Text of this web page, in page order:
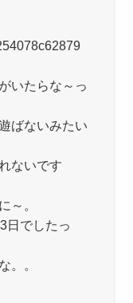
いたらな～っ
ばないみたい
ないです
～。
日でしたっ
。。